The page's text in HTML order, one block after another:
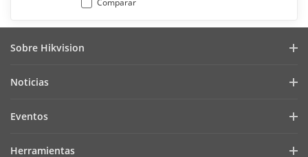
Sobre Hikvision
Ciberseguridad
Noticias
Casos de Éxito
Eventos
Herramientas